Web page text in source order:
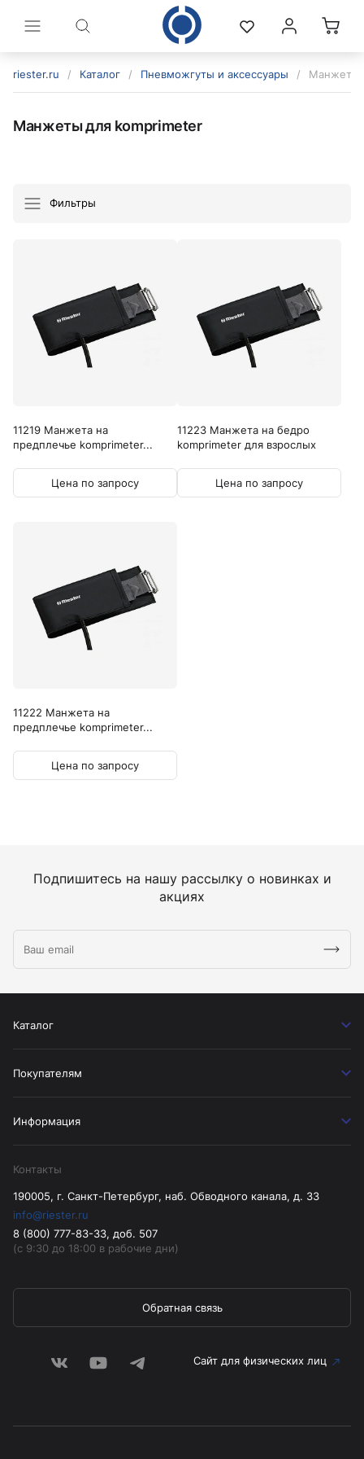
riester.ru / Каталог / Пневможгуты и аксессуары / Манжеты
Манжеты для komprimeter
Фильтры
11219 Манжета на
предплечье komprimeter...
Цена по запросу
11223 Манжета на бедро
komprimeter для взрослых
Цена по запросу
11222 Манжета на
предплечье komprimeter...
Цена по запросу
Подпишитесь на нашу рассылку о новинках и
акциях
Каталог
Покупателям
Информация
Контакты
190005, г. Санкт-Петербург, наб. Обводного канала, д. 33
info@riester.ru
8 (800) 777-83-33, доб. 507
(с 9:30 до 18:00 в рабочие дни)
Обратная связь
Сайт для физических лиц
политикой конфиденциальности